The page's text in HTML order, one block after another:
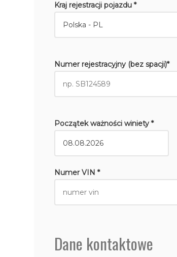
Kraj rejestracji pojazdu *
Numer rejestracyjny (bez spacji)*
Początek ważności winiety *
Numer VIN *
Dane kontaktowe